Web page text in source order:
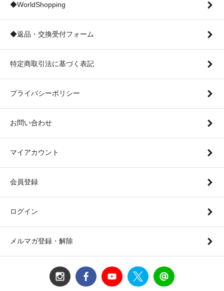
◆WorldShopping
◆返品・交換受付フォーム
特定商取引法に基づく表記
プライバシーポリシー
お問い合わせ
マイアカウント
会員登録
ログイン
メルマガ登録・解除